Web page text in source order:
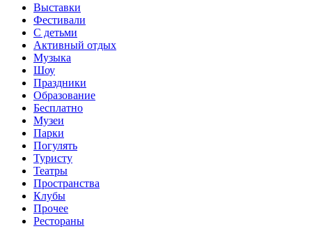
Выставки
Фестивали
С детьми
Активный отдых
Музыка
Шоу
Праздники
Образование
Бесплатно
Музеи
Парки
Погулять
Туристу
Театры
Пространства
Клубы
Прочее
Рестораны